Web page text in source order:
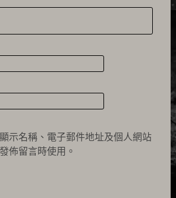
示名稱、電子郵件地址及個人網站
佈留言時使用。